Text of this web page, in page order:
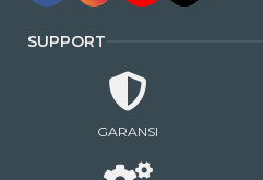
SUPPORT
GARANSI